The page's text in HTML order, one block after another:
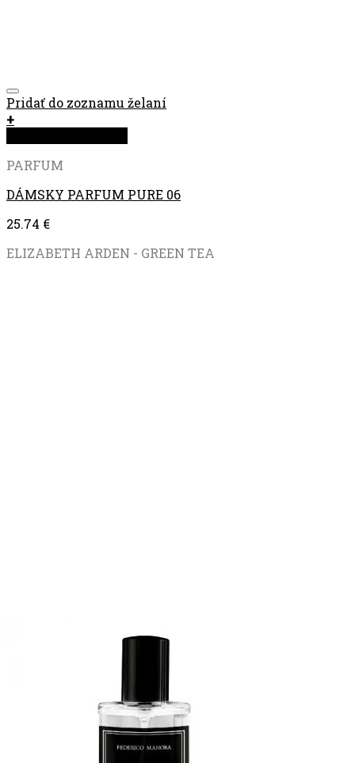
Pridať do zoznamu želaní
+
PARFUM
DÁMSKY PARFUM PURE 06
25.74 €
ELIZABETH ARDEN - GREEN TEA